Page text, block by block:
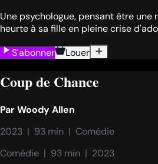
Une psychologue, pensant être une
heurte à sa fille en pleine crise
S'abonner
Louer
Coup de Chance
ParWoody Allen
2023  |  93 min  |  Comédie
Comédie  |  93 min  |  2023